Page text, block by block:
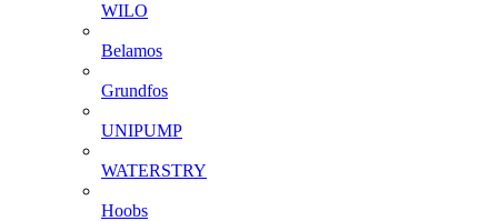
WILO
Belamos
Grundfos
UNIPUMP
WATERSTRY
Hoobs